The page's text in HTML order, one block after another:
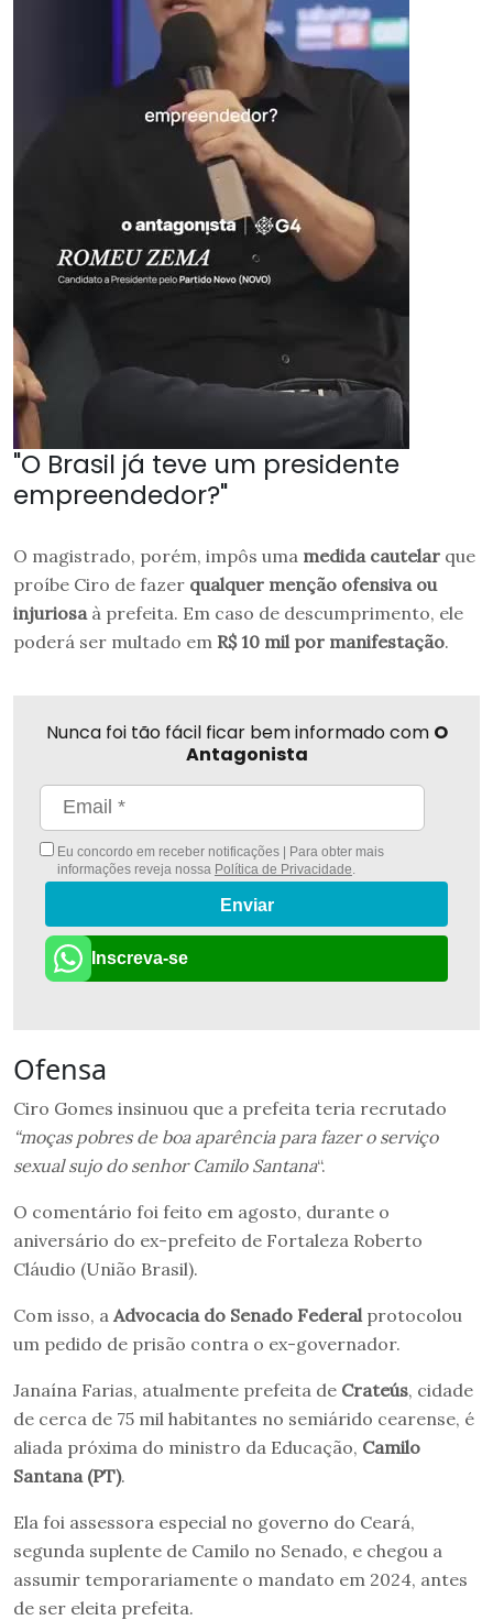
"O Brasil já teve um presidente
empreendedor?"
O magistrado, porém, impôs uma medida cautelar que
proíbe Ciro de fazer qualquer menção ofensiva ou
injuriosa à prefeita. Em caso de descumprimento, ele
poderá ser multado em R$ 10 mil por manifestação.
Nunca foi tão fácil ficar bem informado com O
Antagonista
Eu concordo em receber notificações | Para obter mais
informações reveja nossa Política de Privacidade
Enviar
Inscreva-se
Ofensa
Ciro Gomes insinuou que a prefeita teria recrutado
“moças pobres de boa aparência para fazer o serviço
sexual sujo do senhor Camilo Santana“.
O comentário foi feito em agosto, durante o
aniversário do ex-prefeito de Fortaleza Roberto
Cláudio (União Brasil).
Com isso, a Advocacia do Senado Federal protocolou
um pedido de prisão contra o ex-governador.
Janaína Farias, atualmente prefeita de Crateús, cidade
de cerca de 75 mil habitantes no semiárido cearense, é
aliada próxima do ministro da Educação, Camilo
Santana (PT).
Ela foi assessora especial no governo do Ceará,
segunda suplente de Camilo no Senado, e chegou a
assumir temporariamente o mandato em 2024, antes
de ser eleita prefeita.